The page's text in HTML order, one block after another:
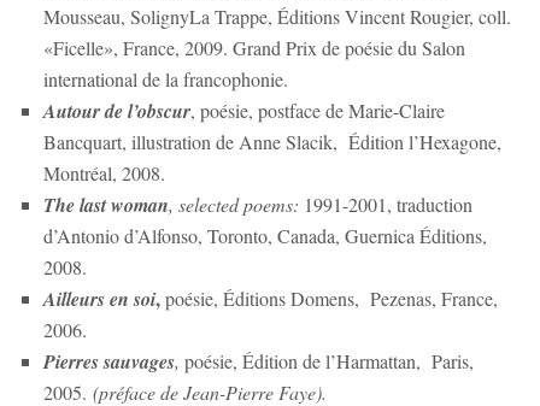
Mousseau, SolignyLa Trappe, Éditions Vincent Rougier, coll.
«Ficelle», France, 2009. Grand Prix de poésie du Salon
international de la francophonie.
Autour de l’obscur, poésie, postface de Marie-Claire
Bancquart, illustration de Anne Slacik, Édition l’Hexagone,
Montréal, 2008.
The last woman, selected poems: 1991-2001, traduction
d’Antonio d’Alfonso, Toronto, Canada, Guernica Éditions,
2008.
Ailleurs en soi,poésie, Éditions Domens, Pezenas, France,
2006.
Pierres sauvages, poésie, Édition de l’Harmattan, Paris,
2005. (préface de Jean-Pierre Faye).